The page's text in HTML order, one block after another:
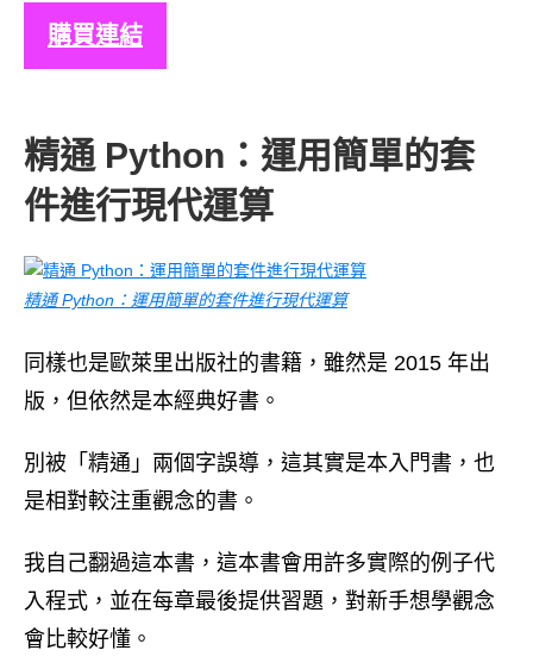
購買連結
精通 Python：運用簡單的套
件進行現代運算
精通 Python：運用簡單的套件進行現代運算
同樣也是歐萊里出版社的書籍，雖然是 2015 年出
版，但依然是本經典好書。
別被「精通」兩個字誤導，這其實是本入門書，也
是相對較注重觀念的書。
我自己翻過這本書，這本書會用許多實際的例子代
入程式，並在每章最後提供習題，對新手想學觀念
會比較好懂。